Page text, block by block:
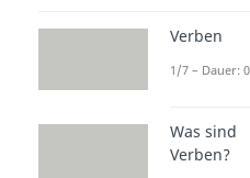
Was ist
Dauer: 05:38
Nomen
Dauer: 01:54
Verben
1/7 – Dauer:
Was sind
Verben?